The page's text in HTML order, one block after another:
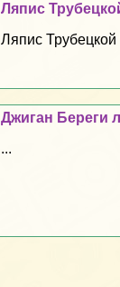
Ляпис
Ляпис Трубецкой
Джиган Береги
...